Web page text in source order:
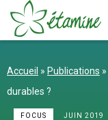
contenu
FOCUS JUIN 2019
Accueil » Publications »
durables ?